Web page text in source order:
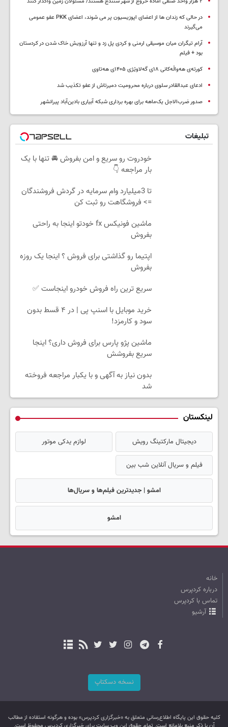
در حالی که زندان ها از اعضای اپوزیسیون پر می شوند، اعضای PKK عفو عمومی
می‌گیرند
آرام تیگران میان موسیقی ارمنی و کردی پل زد و تنها آرزویش خاک شدن در کردستان
بود + فیلم
کورتەی هەواڵەکانی ۱۸ی گەلاوێژی ۱۴۰۵ی هەتاوی
ادعای عبدالقادر سلوی درباره محرومیت دمیرتاش از عفو تکذیب شد
صدور ضرب‌الاجل یک‌ماهه برای بهره برداری شبکه آبیاری بادین‌آباد پیرانشهر
تبلیغات
خودروت رو سریع و امن بفروش 🚘 تنها با یک
بار مراجعه 👇
تا 3میلیارد وام سرمایه در گردش فروشندگان
=> فروشگاهت رو ثبت کن
ماشین فونیکس fx خودتو اینجا به راحتی
بفروش
اپتیما رو گذاشتی برای فروش ؟ اینجا یک روزه
بفروش
سریع ترین راه فروش خودرو اینجاست ✅
خرید موبایل با اسنپ پی | در ۴ قسط بدون
سود و کارمزد!
ماشین پژو پارس برای فروش داری؟ اینجا
سریع بفروشش
بدون نیاز به آگهی و با یکبار مراجعه فروخته
شد
لینکستان
دیجیتال مارکتینگ رویش لوازم یدکی موتور
فیلم و سریال آنلاین شب بین
امشو | جدیدترین فیلم‌ها و سریال‌ها
امشو
خانه
درباره کردپرس
تماس با کردپرس
آرشیو
نسخه دسکتاپ
کليه حقوق اين پایگاه اطلاع‌رسانی متعلق به «خبرگزاری کردپرس» بوده و هرگونه استفاده از مطالب